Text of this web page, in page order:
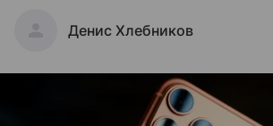
Денис Хлебников